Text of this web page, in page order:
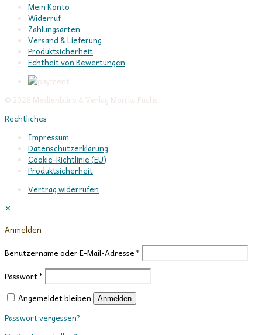
Mein Konto
Widerruf
Zahlungsarten
Versand & Lieferung
Produktsicherheit
Echtheit von Bewertungen
© 2026 Medienbüro & Verlag Monika Fuchs
Rechtliches
Impressum
Datenschutzerklärung
Cookie-Richtlinie (EU)
Produktsicherheit
Vertrag widerrufen
✕
Anmelden
Benutzername oder E-Mail-Adresse*
Passwort*
Angemeldet bleiben
Anmelden
Passwort vergessen?